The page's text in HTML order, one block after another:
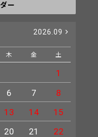
ー
2026.09
木 金 土
1
6 7
8
13 14
15
20 21
22